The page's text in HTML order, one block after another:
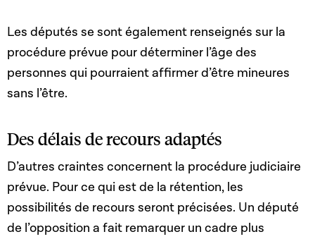
Les députés se sont également renseignés sur la
procédure prévue pour déterminer l’âge des
personnes qui pourraient affirmer d’être mineures
sans l’être.
Des délais de recours adaptés
D’autres craintes concernent la procédure judiciaire
prévue. Pour ce qui est de la rétention, les
possibilités de recours seront précisées. Un député
de l’opposition a fait remarquer un cadre plus